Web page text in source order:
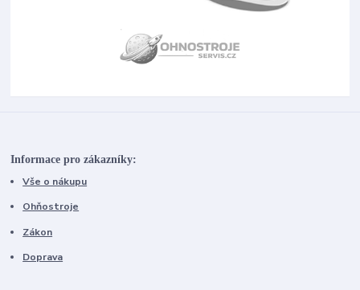
Informace pro zákazníky:
Vše o nákupu
Ohňostroje
Zákon
Doprava